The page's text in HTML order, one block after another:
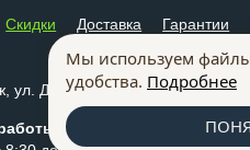
Cкидки Доставка Гарантии
ул. Донбасская, д. 40
Мы используем
удобства. Подробнее